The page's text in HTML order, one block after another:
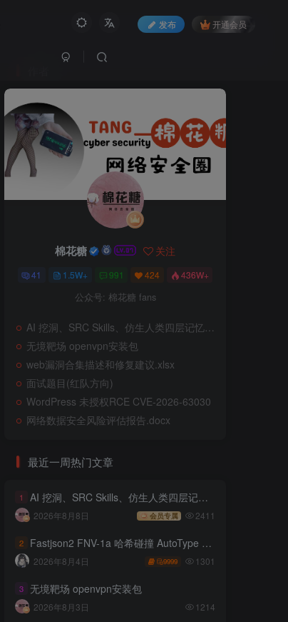
发布 开通会员
棉花糖 关注
41 1.5W+ 991 424 436W+
公众号: 棉花糖 fans
AI 挖洞、SRC Skills、仿生人类四层记忆系统
无境靶场 openvpn安装包
web漏洞合集描述和修复建议.xlsx
面试题目(红队方向)
WordPress 未授权RCE CVE-2026-63030
网络数据安全风险评估报告.docx
最近一周热门文章
1 AI 挖洞、SRC Skills、仿生人类四层记忆系统
2026年8月8日 会员专属 2411
2 Fastjson2 FNV-1a 哈希碰撞 AutoType 绕过远程代码执行
2026年8月4日 9999 1301
3 无境靶场 openvpn安装包
2026年8月3日 1214